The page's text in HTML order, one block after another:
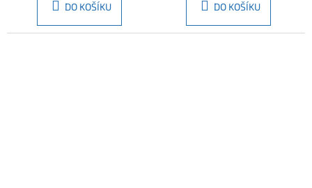
DO KOŠÍKU DO KOŠÍKU